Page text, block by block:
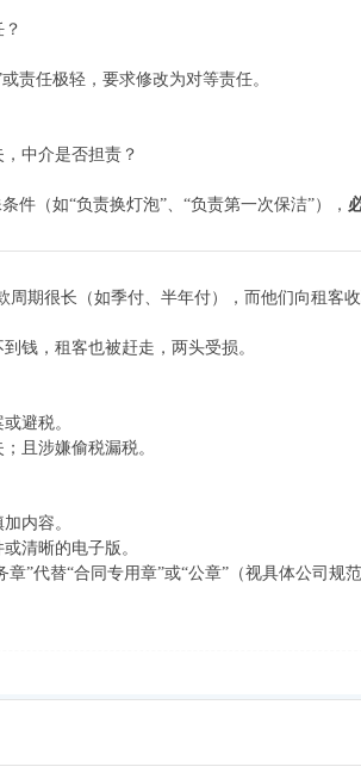
责任极轻，要求修改为对等责任。
中介是否担责？
件（如“负责换灯泡”、“负责第一次保洁”），
周期很长（如季付、半年付），而他们向租客
钱，租客也被赶走，两头受损。
避税。
且涉嫌偷税漏税。
内容。
清晰的电子版。
”代替“合同专用章”或“公章”（视具体公司规